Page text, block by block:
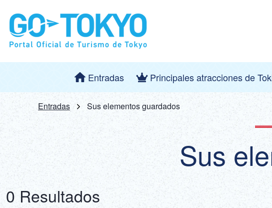
Entradas Principales atracciones de
Entradas Sus elementos guardados
Sus
0 Resultados